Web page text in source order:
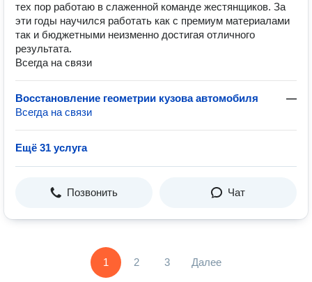
тех пор работаю в слаженной команде жестянщиков. За
эти годы научился работать как с премиум материалами
так и бюджетными неизменно достигая отличного
результата.
Всегда на связи
Восстановление геометрии кузова автомобиля
—
Всегда на связи
Ещё 31 услуга
Позвонить Чат
1 2 3 Далее